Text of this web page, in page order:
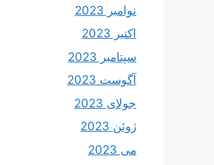
نوامبر 2023
اکتبر 2023
سپتامبر 2023
آگوست 2023
جولای 2023
ژوئن 2023
می 2023